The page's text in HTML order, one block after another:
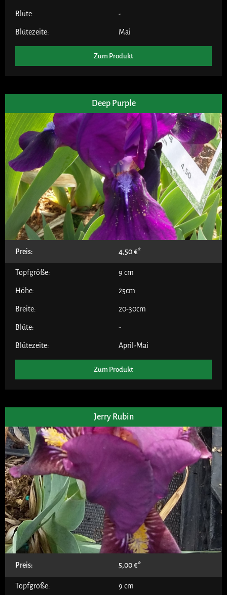
Blüte: -
Blütezeite: Mai
Zum Produkt
Deep Purple
Preis: 4,50€
Topfgröße: 9 cm
Höhe: 25cm
Breite: 20-30cm
Blüte: -
Blütezeite: April-Mai
Zum Produkt
Jerry Rubin
Preis: 5,00€
Topfgröße: 9 cm